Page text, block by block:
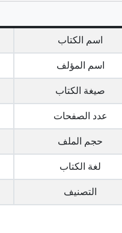
اسم الكتاب
اسم المؤلف
صيغة الكتاب
عدد الصفحات
حجم الملف
لغة الكتاب
التصنيف